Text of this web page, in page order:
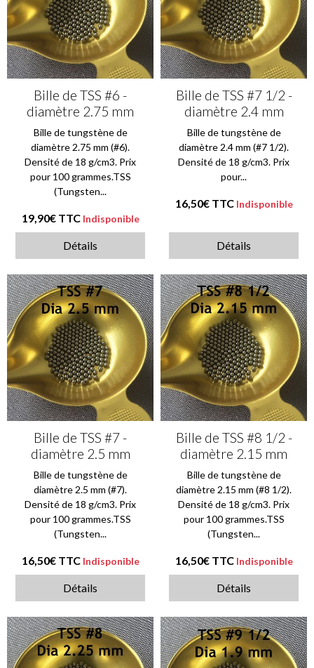
Bille de TSS #6 -
diamètre 2.75 mm
Bille de tungstène de
diamètre 2.75 mm (#6).
Densité de 18 g/cm3. Prix
pour 100 grammes.TSS
(Tungsten...
19,90€ TTC Indisponible
Détails
Bille de TSS #7 1/2 -
diamètre 2.4 mm
Bille de tungstène de
diamètre 2.4 mm (#7 1/2).
Densité de 18 g/cm3. Prix
pour...
16,50€ TTC Indisponible
Détails
Bille de TSS #7 -
diamètre 2.5 mm
Bille de tungstène de
diamètre 2.5 mm (#7).
Densité de 18 g/cm3. Prix
pour 100 grammes.TSS
(Tungsten...
16,50€ TTC Indisponible
Détails
Bille de TSS #8 1/2 -
diamètre 2.15 mm
Bille de tungstène de
diamètre 2.15 mm (#8 1/2).
Densité de 18 g/cm3. Prix
pour 100 grammes.TSS
(Tungsten...
16,50€ TTC Indisponible
Détails